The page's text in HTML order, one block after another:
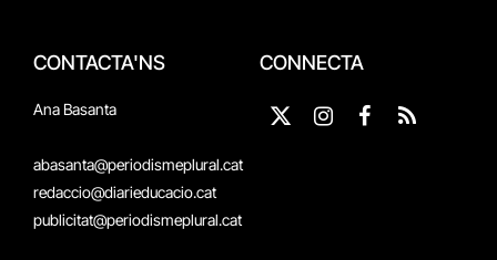
CONTACTA'NS
Ana Basanta
abasanta@periodismeplural.cat
redaccio@diarieducacio.cat
publicitat@periodismeplural.cat
CONNECTA
X
Instagram
Facebook
RSS